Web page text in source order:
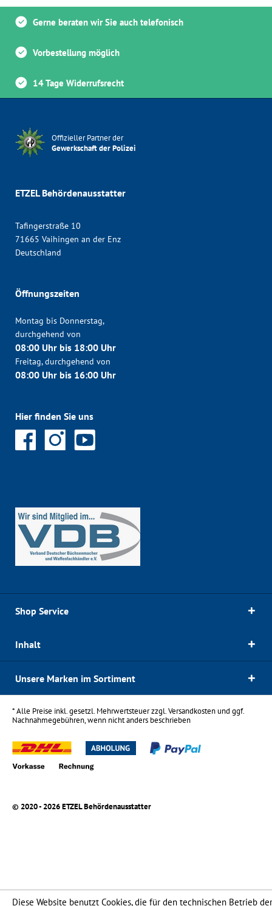
Gerne beraten wir Sie auch telefonisch
Vorbestellung möglich
14 Tage Widerrufsrecht
Offizieller Partner der
Gewerkschaft der Polizei
ETZEL Behördenausstatter
Tafingerstraße 10
71665 Vaihingen an der Enz
Deutschland
Öffnungszeiten
Montag bis Donnerstag,
durchgehend von
08:00 Uhr bis 18:00 Uhr
Freitag, durchgehend von
08:00 Uhr bis 16:00 Uhr
Hier finden Sie uns
Shop Service
Inhalt
Unsere Marken im Sortiment
* Alle Preise inkl. gesetzl. Mehrwertsteuer zzgl.Versandkostenund ggf.
Nachnahmegebühren, wenn nicht anders beschrieben
© 2020 - 2026 ETZEL Behördenausstatter
Diese Website benutzt Cookies, die für den technischen Betrieb der